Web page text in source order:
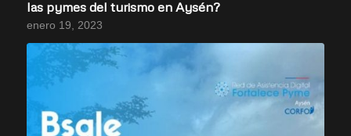
las pymes del turismo en Aysén?
enero 19, 2023